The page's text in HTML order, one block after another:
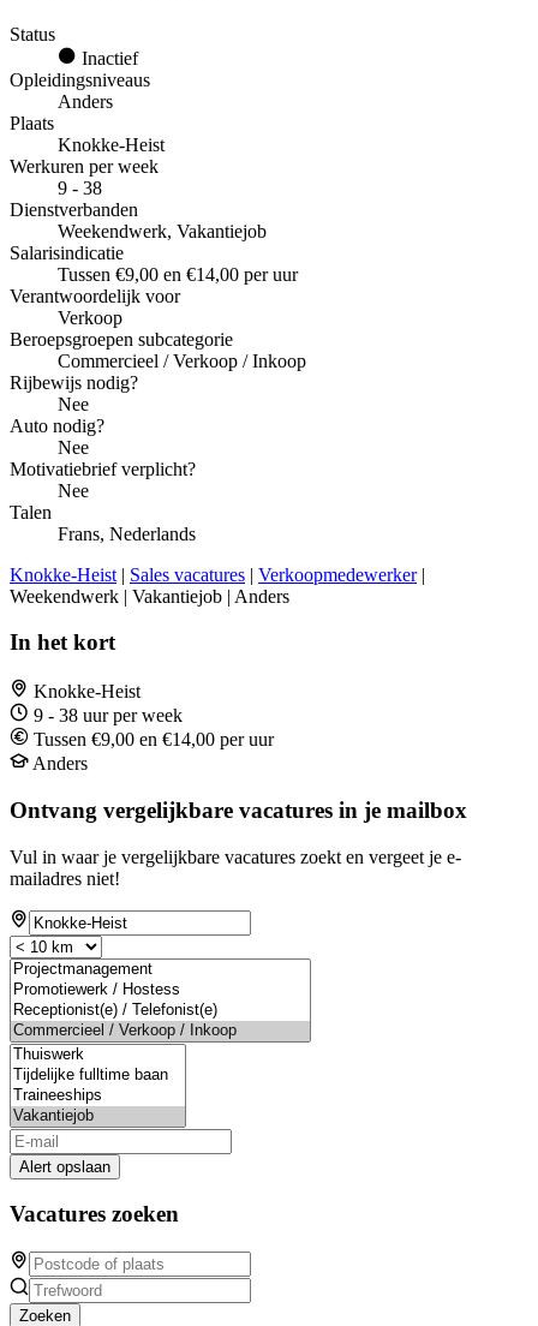
Status
Inactief
Opleidingsniveaus
Anders
Plaats
Knokke-Heist
Werkuren per week
9 - 38
Dienstverbanden
Weekendwerk, Vakantiejob
Salarisindicatie
Tussen €9,00 en €14,00 per uur
Verantwoordelijk voor
Verkoop
Beroepsgroepen subcategorie
Commercieel / Verkoop / Inkoop
Rijbewijs nodig?
Nee
Auto nodig?
Nee
Motivatiebrief verplicht?
Nee
Talen
Frans, Nederlands
Knokke-Heist | Sales vacatures | Verkoopmedewerker|
Weekendwerk | Vakantiejob | Anders
In het kort
Knokke-Heist
9 - 38 uur per week
Tussen €9,00 en €14,00 per uur
Anders
Ontvang vergelijkbare vacatures in je mailbox
Vul in waar je vergelijkbare vacatures zoekt en vergeet je e-
mailadres niet!
Alert opslaan
Vacatures zoeken
Zoeken